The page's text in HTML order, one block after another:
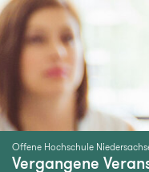
Offene Hochschule
Vergangene